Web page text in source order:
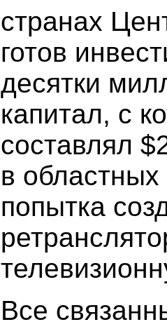
странах
готов
десятки
капитал, с
составлял
в
попытка
Все